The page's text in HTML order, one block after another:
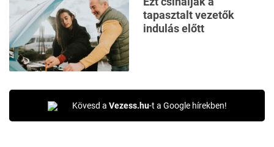
tapasztalt vezetők
indulás előtt
Kövesd a Vezess.hu-t a Google hírekben!